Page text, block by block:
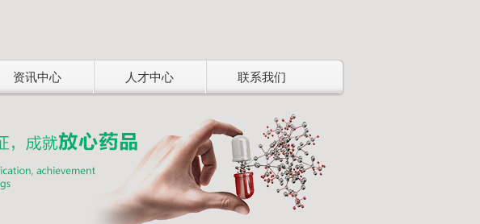
资讯中心 人才中心 联系我们
企业新闻 >
公告告示 >
产学研联合创新 >
下载中心
亚邦人才
人才观 >
亚邦团队 >
工作机会